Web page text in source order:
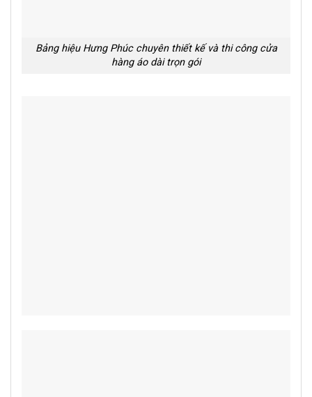
Bảng hiệu Hưng Phúc chuyên thiết kế và thi công cửa
hàng áo dài trọn gói